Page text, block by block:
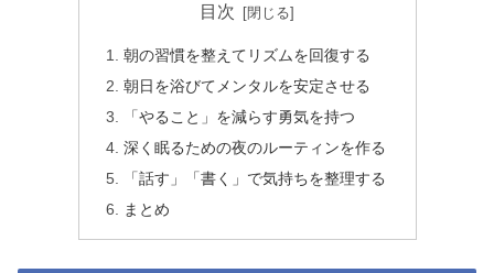
目次
朝の習慣を整えてリズムを回復する
朝日を浴びてメンタルを安定させる
「やること」を減らす勇気を持つ
深く眠るための夜のルーティンを作る
「話す」「書く」で気持ちを整理する
まとめ